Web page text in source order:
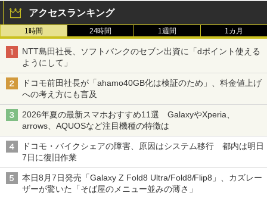
アクセスランキング
1時間 24時間 1週間 1カ月
NTT島田社長、ソフトバンクのセブン出資に「dポイント使える
ようにして」
ドコモ前田社長が「ahamo40GB化は検証のため」、料金値上げ
への考え方にも言及
2026年夏の最新スマホおすすめ11選 GalaxyやXperia、
arrows、AQUOSなど注目機種の特徴は
ドコモ・バイクシェアの障害、原因はシステム移行 都内は明日
7日に復旧作業
本日8月7日発売「Galaxy Z Fold8 Ultra/Fold8/Flip8」、カズレー
ザーが驚いた「そば屋のメニュー並みの薄さ」